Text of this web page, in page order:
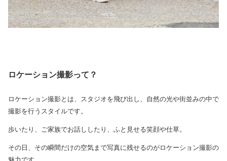
ロケーション撮影って？
ロケーション撮影とは、スタジオを飛び出し、自然の光や街並みの中で
撮影を行うスタイルです。
歩いたり、ご家族でお話ししたり、ふと見せる笑顔や仕草。
その日、その瞬間だけの空気まで写真に残せるのがロケーション撮影の
魅力です。